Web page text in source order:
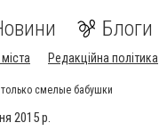
Блоги
Редакційна політика
смелые бабушки
2015 р.